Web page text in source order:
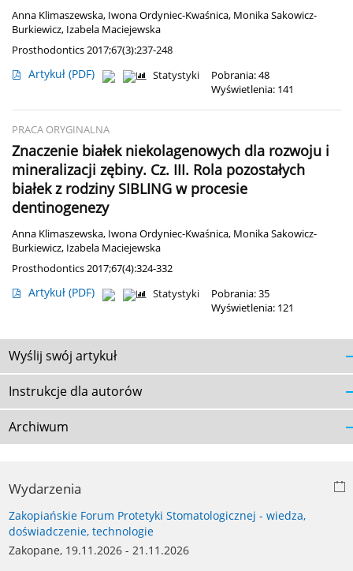
Anna Klimaszewska, Iwona Ordyniec-Kwaśnica, Monika Sakowicz-
Burkiewicz, Izabela Maciejewska
Prosthodontics 2017;67(3):237-248
Artykuł (PDF) Statystyki
Pobrania: 48
Wyświetlenia: 141
PRACA ORYGINALNA
Znaczenie białek niekolagenowych dla rozwoju i
mineralizacji zębiny. Cz. III. Rola pozostałych
białek z rodziny SIBLING w procesie
dentinogenezy
Anna Klimaszewska, Iwona Ordyniec-Kwaśnica, Monika Sakowicz-
Burkiewicz, Izabela Maciejewska
Prosthodontics 2017;67(4):324-332
Artykuł (PDF) Statystyki
Pobrania: 35
Wyświetlenia: 121
Wyślij swój artykuł
Instrukcje dla autorów
Archiwum
Wydarzenia
Zakopiańskie Forum Protetyki Stomatologicznej - wiedza,
doświadczenie, technologie
Zakopane, 19.11.2026 - 21.11.2026